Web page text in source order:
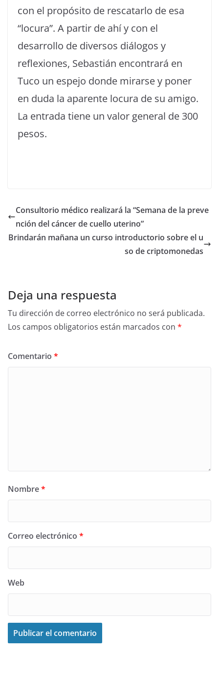
con el propósito de rescatarlo de esa
“locura”. A partir de ahí y con el
desarrollo de diversos diálogos y
reflexiones, Sebastián encontrará en
Tuco un espejo donde mirarse y poner
en duda la aparente locura de su amigo.
La entrada tiene un valor general de 300
pesos.
Consultorio médico realizará la “Semana de la preve
nción del cáncer de cuello uterino”
Brindarán mañana un curso introductorio sobre el u
so de criptomonedas
Deja una respuesta
Tu dirección de correo electrónico no será publicada.
Los campos obligatorios están marcados con *
Comentario *
Nombre*
Correo electrónico *
Web